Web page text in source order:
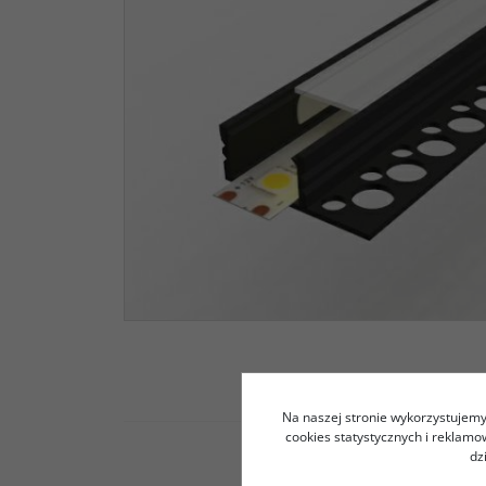
Na naszej stronie
cookies statystycznych i